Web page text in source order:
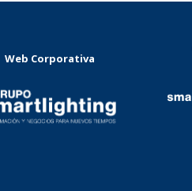
Web Corporativa